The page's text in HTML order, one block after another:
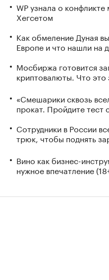
WP узнала о
Хегсетом
Как обмеление Дуная
Европе и что нашли на
Мосбиржа готовится
криптовалюты. Что это
«Смешарики сквозь
прокат. Пройдите тест
Сотрудники в России
трюк, чтобы поднять
Вино как бизнес-
нужное впечатление